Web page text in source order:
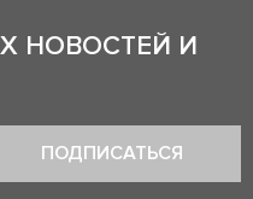
НОВОСТЕЙ И
ПОДПИСАТЬСЯ